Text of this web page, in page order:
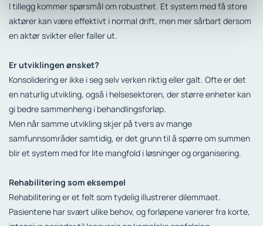
I tillegg kommer spørsmål om robusthet. Et system med få store
aktører kan være effektivt i normal drift, men mer sårbart dersom
en aktør svikter eller faller ut.
Er utviklingen ønsket?
Konsolidering er ikke i seg selv verken riktig eller galt. Ofte er det
en naturlig utvikling, også i helsesektoren, der større enheter kan
gi bedre sammenheng i behandlingsforløp.
Men når samme utvikling skjer på tvers av mange
samfunnsområder samtidig, er det grunn til å spørre om summen
blir et system med for lite mangfold i løsninger og organisering.
Rehabilitering som eksempel
Rehabilitering er et felt som tydelig illustrerer dilemmaet.
Pasientene har svært ulike behov, og forløpene varierer fra korte,